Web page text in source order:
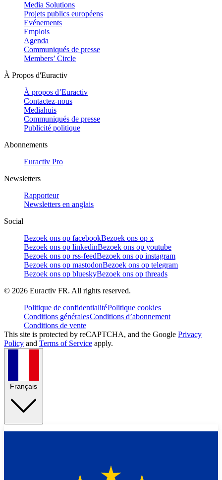
Media Solutions
Projets publics européens
Evénements
Emplois
Agenda
Communiqués de presse
Members’ Circle
À Propos d'Euractiv
À propos d’Euractiv
Contactez-nous
Mediahuis
Communiqués de presse
Publicité politique
Abonnements
Euractiv Pro
Newsletters
Rapporteur
Newsletters en anglais
Social
Bezoek ons op facebookBezoek ons op x
Bezoek ons op linkedinBezoek ons op youtube
Bezoek ons op rss-feedBezoek ons op instagram
Bezoek ons op mastodonBezoek ons op telegram
Bezoek ons op blueskyBezoek ons op threads
© 2026 Euractiv FR. All rights reserved.
Politique de confidentialitéPolitique cookies
Conditions généralesConditions d’abonnement
Conditions de vente
This site is protected by reCAPTCHA, and the Google Privacy
Policy and Terms of Service apply.
Français